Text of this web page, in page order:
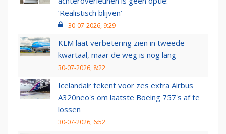
‘Realistisch blijven’
30-07-2026, 9:29
KLM laat verbetering zien in tweede
kwartaal, maar de weg is nog lang
30-07-2026, 8:22
Icelandair tekent voor zes extra Airbus
A320neo's om laatste Boeing 757's af te
lossen
30-07-2026, 6:52